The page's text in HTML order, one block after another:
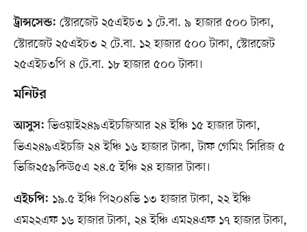
ট্রান্সসেন্ড: স্টোরজেট ২৫এইচ৩ ১ টে.বা. ৯ হাজার ৫০০ টাকা,
স্টোরজেট ২৫এইচ৩ ২ টে.বা. ১২ হাজার ৫০০ টাকা, স্টোরজেট
২৫এইচ৩পি ৪ টে.বা. ১৮ হাজার ৫০০ টাকা।
মনিটর
আসুস: ভিওয়াই২৪৯এইচজিআর ২৪ ইঞ্চি ১৫ হাজার টাকা,
ভিএ২৪৯এইচজি ২৪ ইঞ্চি ১৬ হাজার টাকা, টাফ গেমিং সিরিজ ৫
ভিজি২৫৯কিউ৫এ ২৪.৫ ইঞ্চি ২৪ হাজার টাকা।
এইচপি: ১৯.৫ ইঞ্চি পি২০৪ভি ১৩ হাজার টাকা, ২২ ইঞ্চি
এম২২এফ ১৬ হাজার টাকা, ২৪ ইঞ্চি এম২৪এফ ১৭ হাজার টাকা,